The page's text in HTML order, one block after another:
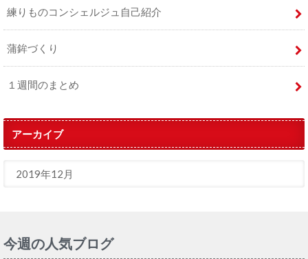
練りものコンシェルジュ自己紹介
蒲鉾づくり
１週間のまとめ
アーカイブ
今週の人気ブログ